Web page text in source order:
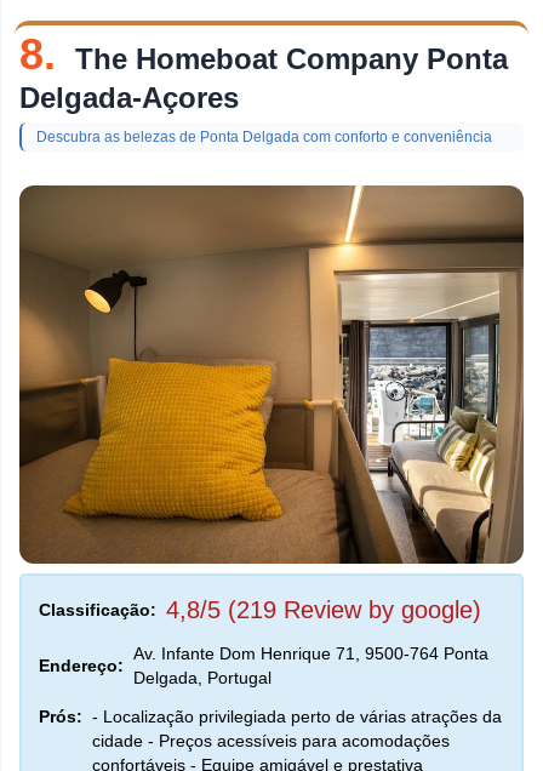
8.
The Homeboat Company Ponta
Delgada-Açores
Descubra as belezas de Ponta Delgada com conforto e conveniência
Classificação: 4,8/5 (219 Review by google)
Endereço:
Av. Infante Dom Henrique 71, 9500-764 Ponta
Delgada, Portugal
Prós: - Localização privilegiada perto de várias atrações da
cidade - Preços acessíveis para acomodações
confortáveis - Equipe amigável e prestativa